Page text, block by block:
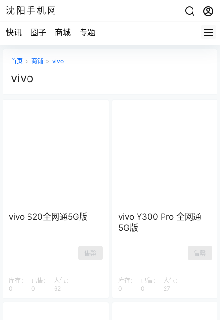
沈阳手机网
快讯 圈子 商城 专题
首页 > 商铺 > vivo
vivo
vivo S20全网通5G版
售罄
库存：
0
已售：
0
人气：
62
vivo Y300 Pro 全网通
5G版
售罄
库存：
0
已售：
0
人气：
27